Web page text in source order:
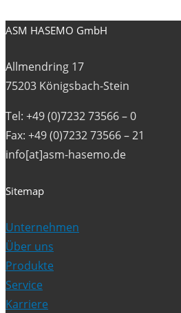
ASM HASEMO GmbH
Allmendring 17
75203 Königsbach-Stein
Tel: +49 (0)7232 73566 – 0
Fax: +49 (0)7232 73566 – 21
info[at]asm-hasemo.de
Sitemap
Unternehmen
Über uns
Produkte
Service
Karriere